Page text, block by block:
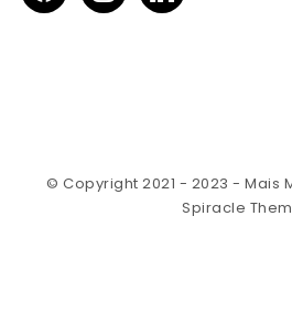
© Copyright 2021 - 2023 - Mais
Spiracle